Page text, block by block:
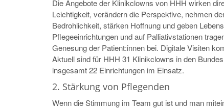
Die Angebote der Klinikclowns von HHH wirken
Leichtigkeit, verändern die Perspektive, nehmen
Bedrohlichkeit, stärken Hoffnung und geben
Pflegeeinrichtungen und auf Palliativstationen
Genesung der Patient:innen bei. Digitale Visiten
Aktuell sind für HHH 31 Klinikclowns in den
insgesamt 22 Einrichtungen im Einsatz.
2. Stärkung von Pflegenden
Wenn die Stimmung im Team gut ist und man